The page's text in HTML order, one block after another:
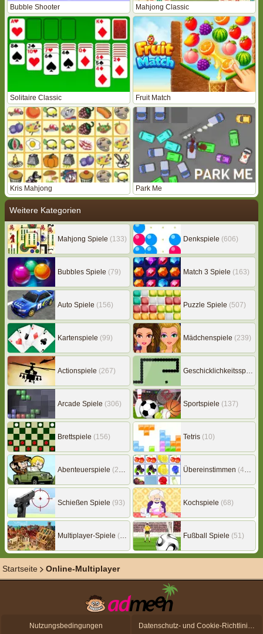
Bubble Shooter Mahjong Classic
Solitaire Classic Fruit Match
Kris Mahjong Park Me
Weitere Kategorien
Mahjong Spiele (133) Denkspiele (606)
Bubbles Spiele (79) Match 3 Spiele (163)
Auto Spiele (156) Puzzle Spiele (507)
Kartenspiele (99) Mädchenspiele (239)
Actionspiele (267) Geschicklichkeitsspiele
Arcade Spiele (306) Sportspiele (137)
Brettspiele (156) Tetris (10)
Abenteuerspiele (217) Übereinstimmen (453)
Schießen Spiele (93) Kochspiele (68)
Multiplayer-Spiele (149) Fußball Spiele (51)
Startseite Online-Multiplayer
Nutzungsbedingungen Datenschutz- und Cookie-Richtlinien